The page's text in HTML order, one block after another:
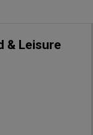
& Leisure